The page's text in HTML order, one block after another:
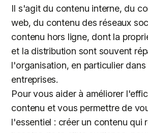
Il s'agit du contenu interne, du
web, du contenu des réseaux
contenu hors ligne, dont la
et la distribution sont souvent
l'organisation, en particulier dans
entreprises.
Pour vous aider à améliorer
contenu et vous permettre de
l'essentiel : créer un contenu qui